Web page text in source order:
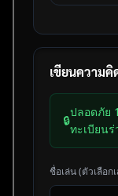
เขียนความคิ
🔒
ปลอดภัย
ทะเบียน
ชื่อเล่น (ตัวเลือก